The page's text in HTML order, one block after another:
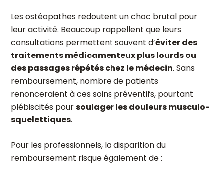
Les ostéopathes redoutent un choc brutal pour
leur activité. Beaucoup rappellent que leurs
consultations permettent souvent d’éviter des
traitements médicamenteux plus lourds ou
des passages répétés chez le médecin. Sans
remboursement, nombre de patients
renonceraient à ces soins préventifs, pourtant
plébiscités poursoulager les douleurs musculo-
squelettiques.
Pour les professionnels, la disparition du
remboursement risque également de :